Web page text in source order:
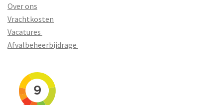
Over ons
Vrachtkosten
Vacatures
Afvalbeheerbijdrage